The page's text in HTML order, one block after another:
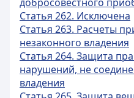
Статья 262. Исключена
Статья 263. Расчеты
незаконного владения
Статья 264. Защита
нарушений, не
владения